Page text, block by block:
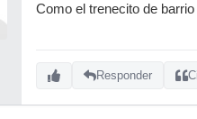
Como el trenecito de
Responder